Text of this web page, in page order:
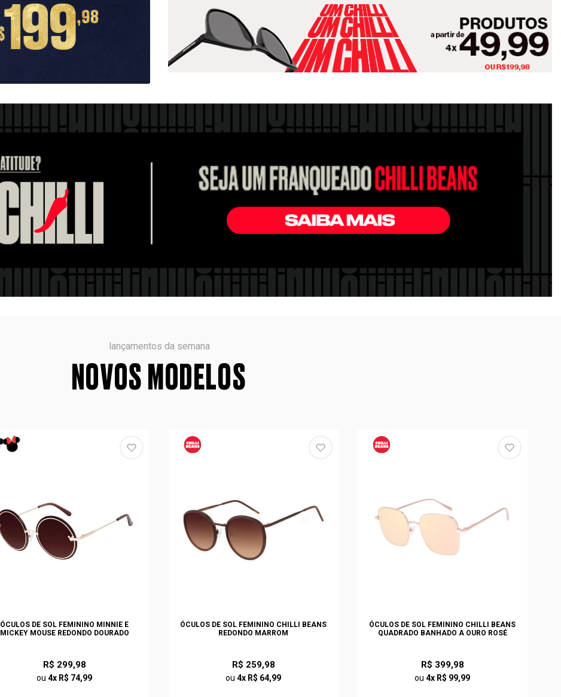
lançamentos da semana
NOVOS MODELOS
ÓCULOS DE SOL FEMININO MINNIE E
MICKEY MOUSE REDONDO DOURADO
R$ 299,98
ou4x R$ 74,99
ÓCULOS DE SOL FEMININO CHILLI BEANS
REDONDO MARROM
R$ 259,98
ou4x R$ 64,99
ÓCULOS DE SOL FEMININO CHILLI BEANS
QUADRADO BANHADO A OURO ROSÉ
R$ 399,98
ou4x R$ 99,99